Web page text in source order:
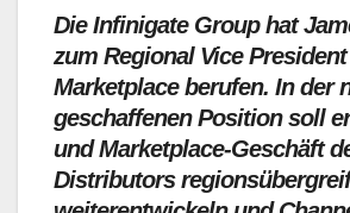
Die Infinigate Group hat
zum Regional Vice
Marketplace berufen. In der
geschaffenen Position soll
und Marketplace-Geschäft
Distributors